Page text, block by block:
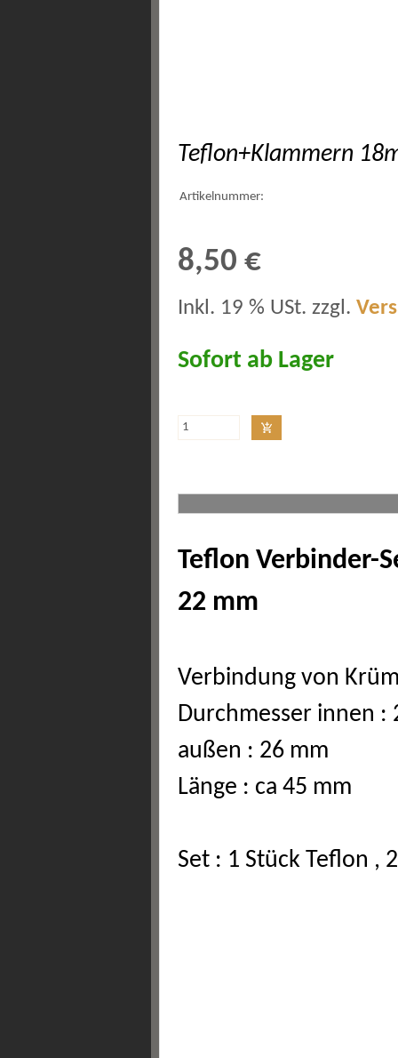
Teflon+Klammern
Artikelnummer:
8,50 €
Inkl. 19 % USt. zzgl.
Sofort ab Lager
Teflon Verbinder-
22 mm
Verbindung von
Durchmesser innen :
außen : 26 mm
Länge : ca 45 mm
Set : 1 Stück Teflon ,